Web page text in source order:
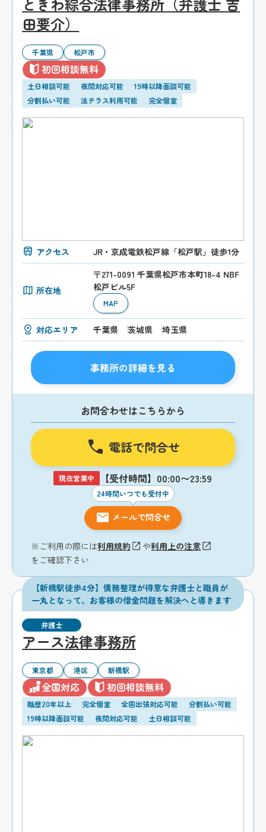
田要介）
千葉県 松戸市
初回相談無料
土日相談可能 夜間対応可能
19時以降面談可能
分割払い可能
法テラス利用可能 完全個室
アクセス JR・京成電鉄松戸線「松戸駅」徒歩1分
所在地
〒271-0091 千葉県松戸市本町18-4 NBF
松戸ビル5F
MAP
対応エリア 千葉県 茨城県 埼玉県
事務所の詳細を見る
お問合わせはこちらから
電話で問合せ
現在営業中 【受付時間】00:00〜23:59
24時間いつでも受付中
メールで問合せ
※ご利用の際には利用規約 や利用上の注意
をご確認下さい
【新橋駅徒歩4分】債務整理が得意な弁護士と職員が
一丸となって、お客様の借金問題を解決へと導きます
弁護士
アース法律事務所
東京都 港区 新橋駅
全国対応 初回相談無料
職歴20年以上 完全個室 全国出張対応可能
分割払い可能
19時以降面談可能
夜間対応可能 土日相談可能